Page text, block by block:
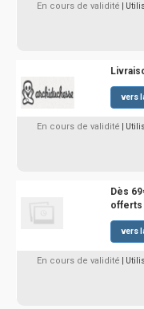
En cours de validité |
vers
En cours de validité |
Dès
offerts
vers
En cours de validité |